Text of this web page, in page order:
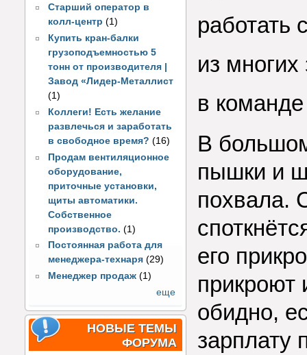
Старший оператор в
колл-центр (1)
Купить кран-балки
грузоподъемностью 5
тонн от производителя |
Завод «Лидер-Металлист
(1)
Коллеги! Есть желание
развлечься и заработать
в свободное время? (16)
Продам вентиляционное
оборудование,
приточные установки,
щиты автоматики.
Собственное
производство. (1)
Постоянная работа для
менеджера-технаря (29)
Менеджер продаж (1)
еще
НОВЫЕ ТЕМЫ
ФОРУМА
работать
из
в
В
пышки и
похвала.
его
прикроют
обидно,
зарплату